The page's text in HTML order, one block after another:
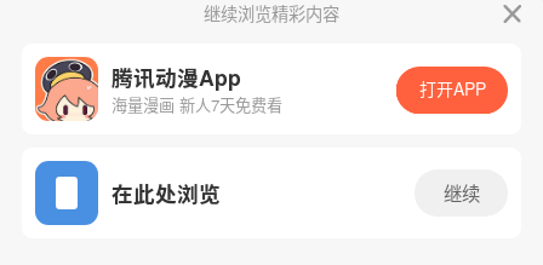
App免费看
继续浏览精彩内容
腾讯动漫App
海量漫画 新人7天免费看
打开APP
在此处浏览 继续